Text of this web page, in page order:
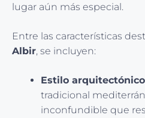
lugar aún más especial.
Entre las características
Albir, se incluyen:
Estilo arquitectónico
tradicional
inconfundible que